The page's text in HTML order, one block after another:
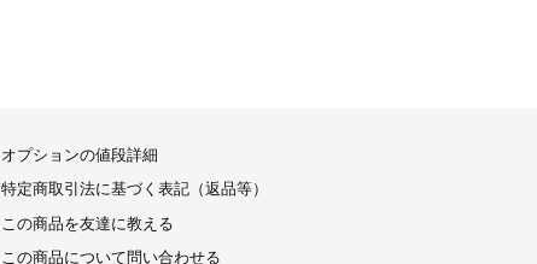
オプションの値段詳細
特定商取引法に基づく表記（返品等）
この商品を友達に教える
この商品について問い合わせる